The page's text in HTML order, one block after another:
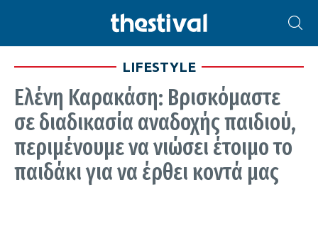
LIFESTYLE
Ελένη Καρακάση: Βρισκόμαστε
σε διαδικασία αναδοχής παιδιού,
περιμένουμε να νιώσει έτοιμο το
παιδάκι για να έρθει κοντά μας